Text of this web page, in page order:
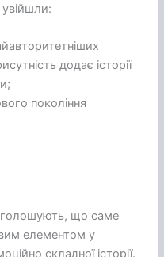
додає історії
покоління
що саме
елементом у
складної історії.